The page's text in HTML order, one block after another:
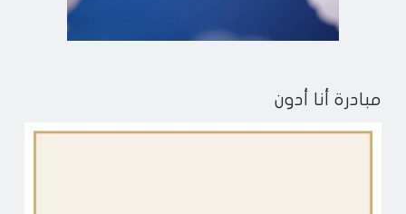
مبادرة أنا أدون